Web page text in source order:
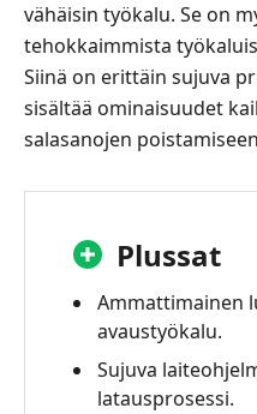
vähäisin työkalu. Se on
tehokkaimmista
Siinä on erittäin sujuva
sisältää ominaisuudet
salasanojen
Plussat
Ammattimainen
avaustyökalu.
Sujuva
latausprosessi.